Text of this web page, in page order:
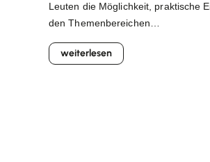
Leuten die Möglichkeit, praktische
den Themenbereichen
Online-Marketing zu erlangen. In
weiterlesen